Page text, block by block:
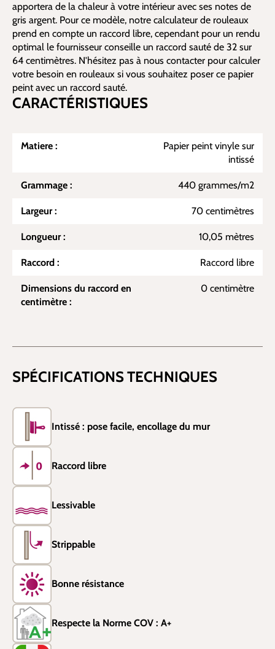
apportera de la chaleur à votre intérieur avec ses notes de
gris argent. Pour ce modèle, notre calculateur de rouleaux
prend en compte un raccord libre, cependant pour un rendu
optimal le fournisseur conseille un raccord sauté de 32 sur
64 centimètres. N'hésitez pas à nous contacter pour calculer
votre besoin en rouleaux si vous souhaitez poser ce papier
peint avec un raccord sauté.
CARACTÉRISTIQUES
Matiere :
Papier peint vinyle sur
intissé
Grammage : 440 grammes/m2
Largeur : 70 centimètres
Longueur : 10,05 mètres
Raccord : Raccord libre
Dimensions du raccord en
centimètre :
0 centimètre
SPÉCIFICATIONS TECHNIQUES
Intissé : pose facile, encollage du mur
Raccord libre
Lessivable
Strippable
Bonne résistance
Respecte la Norme COV : A+